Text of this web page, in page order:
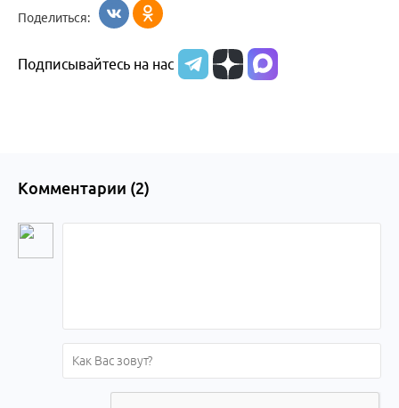
Поделиться:
Подписывайтесь на нас
Комментарии (2)